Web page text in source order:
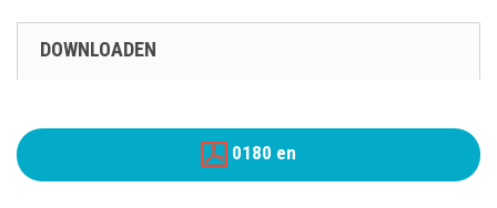
DOWNLOADEN
0180 en